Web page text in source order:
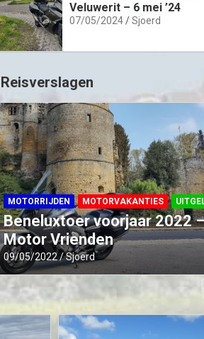
Veluwerit – 6 mei ’24
07/05/2024 Sjoerd
Reisverslagen
MOTORRIJDEN MOTORVAKANTIES
Beneluxtoer voorjaar 2022
Motor Vrienden
09/05/2022 Sjoerd